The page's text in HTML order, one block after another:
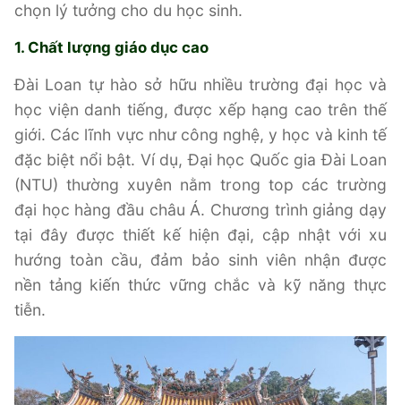
chọn lý tưởng cho du học sinh.
1. Chất lượng giáo dục cao
Đài Loan tự hào sở hữu nhiều trường đại học và
học viện danh tiếng, được xếp hạng cao trên thế
giới. Các lĩnh vực như công nghệ, y học và kinh tế
đặc biệt nổi bật. Ví dụ, Đại học Quốc gia Đài Loan
(NTU) thường xuyên nằm trong top các trường
đại học hàng đầu châu Á. Chương trình giảng dạy
tại đây được thiết kế hiện đại, cập nhật với xu
hướng toàn cầu, đảm bảo sinh viên nhận được
nền tảng kiến thức vững chắc và kỹ năng thực
tiễn.